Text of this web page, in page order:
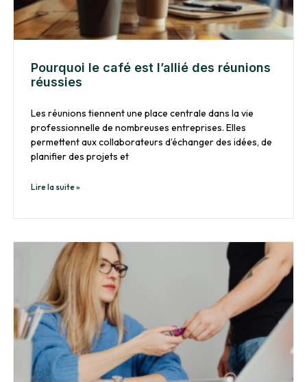
Pourquoi le café est l’allié des réunions
réussies
Les réunions tiennent une place centrale dans la vie
professionnelle de nombreuses entreprises. Elles
permettent aux collaborateurs d’échanger des idées, de
planifier des projets et
Lire la suite »